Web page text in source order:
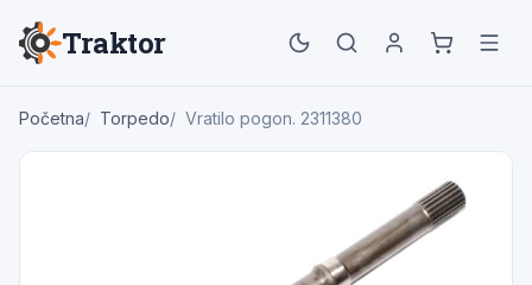
Traktor
Početna Torpedo Vratilo pogon. 2311380